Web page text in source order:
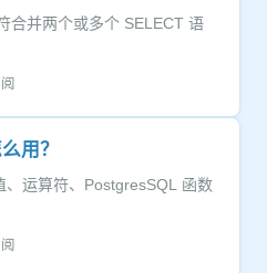
合并两个或多个 SELECT 语
用？
、运算符、PostgresSQL 函数